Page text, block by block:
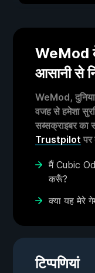
WeMod
आसानी से
WeMod,
वजह से हमेशा
सब्सक्राइबर का
Trustpilot
मैं Cubic
करूँ?
क्या यह मेरे
टिप्पणियां